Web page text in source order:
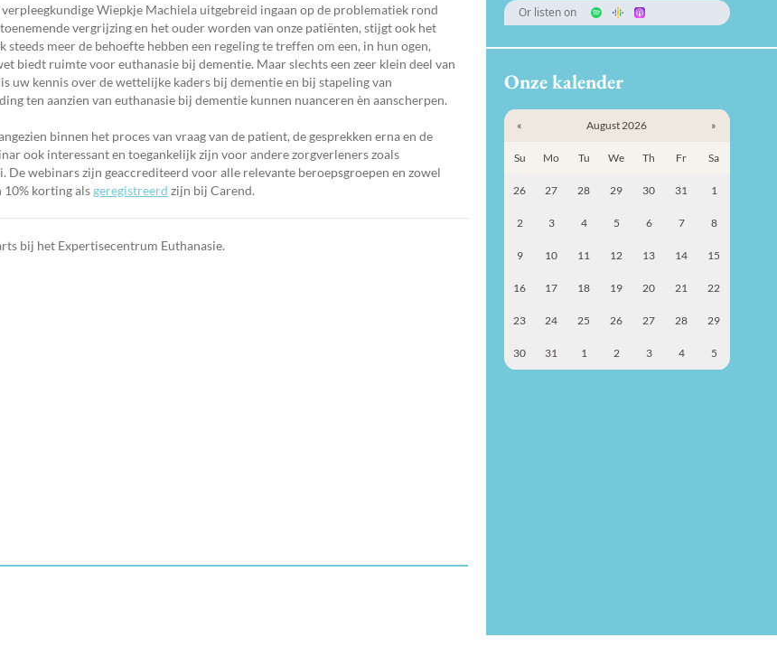
Wiepkje Machiela uitgebreid ingaan op de problematiek rond
vergrijzing en het ouder worden van onze patiënten, stijgt ook het
meer de behoefte hebben een regeling te treffen om een, in hun ogen,
biedt ruimte voor euthanasie bij dementie. Maar slechts een zeer klein deel van
uw kennis over de wettelijke kaders bij dementie en bij stapeling van
ten aanzien van euthanasie bij dementie kunnen nuanceren èn aanscherpen.
binnen het proces van vraag van de patient, de gesprekken erna en de
ook interessant en toegankelijk zijn voor andere zorgverleners zoals
webinars zijn geaccrediteerd voor alle relevante beroepsgroepen en zowel
10% korting als geregistreerd zijn bij Carend.
bij het Expertisecentrum Euthanasie.
Or listen on
Onze kalender
« August 2026 »
Su Mo Tu We Th Fr Sa
26 27 28 29 30 31 1
2 3 4 5 6 7 8
9 10 11 12 13 14 15
16 17 18 19 20 21 22
23 24 25 26 27 28 29
30 31 1 2 3 4 5